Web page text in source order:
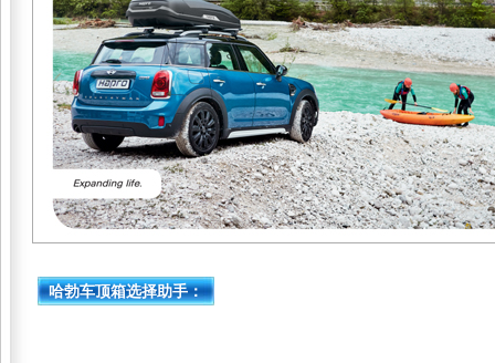
哈勃车顶箱选择助手：